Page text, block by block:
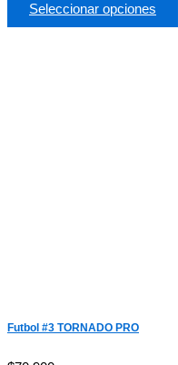
Seleccionar opciones
Futbol #3 TORNADO PRO